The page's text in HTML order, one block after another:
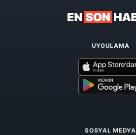
UYGULAMA
SOSYAL MEDYA